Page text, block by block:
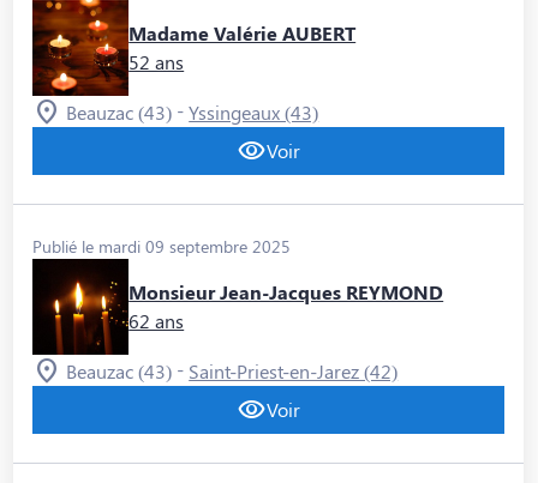
Madame Valérie AUBERT
52 ans
Beauzac (43) -Yssingeaux (43)
Voir
Publié le mardi 09 septembre 2025
Monsieur Jean-Jacques REYMOND
62 ans
Beauzac (43) - Saint-Priest-en-Jarez (42)
Voir